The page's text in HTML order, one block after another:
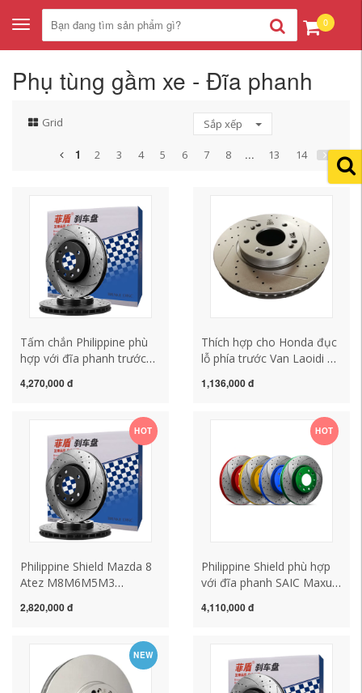
Toggle
navigation
0
Phụ tùng gầm xe - Đĩa phanh
Grid Sắp xếp
1 2 3 4 5 6 7 8 ... 13 14
Tấm chắn Philippine phù
hợp với đĩa phanh trước
Huiyi H1 Equus Junjue
4,270,000 đ
Thích hợp cho Honda đục
lỗ phía trước Van Laoidi Fit
Rui Jing Rui đĩa phanh sau
1,136,000 đ
HOT
Philippine Shield Mazda 8
Atez M8M6M5M3
Rui Wing Đĩa phanh sau và
2,820,000 đ
HOT
Philippine Shield phù hợp
với đĩa phanh SAIC Maxus
sửa đổi và đục lỗ đĩa
4,110,000 đ
NEW